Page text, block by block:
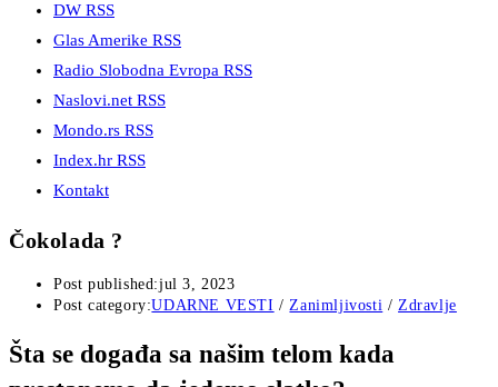
DW RSS
Glas Amerike RSS
Radio Slobodna Evropa RSS
Naslovi.net RSS
Mondo.rs RSS
Index.hr RSS
Kontakt
Čokolada ?
Post published:jul 3, 2023
Post category:UDARNE VESTI / Zanimljivosti / Zdravlje
Šta se događa sa našim telom kada